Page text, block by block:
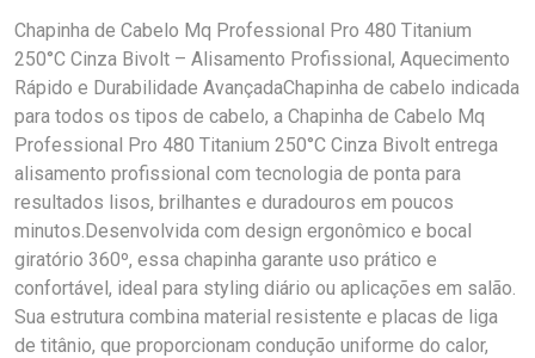
Chapinha de Cabelo Mq Professional Pro 480 Titanium
250°C Cinza Bivolt – Alisamento Profissional, Aquecimento
Rápido e Durabilidade AvançadaChapinha de cabelo indicada
para todos os tipos de cabelo, a Chapinha de Cabelo Mq
Professional Pro 480 Titanium 250°C Cinza Bivolt entrega
alisamento profissional com tecnologia de ponta para
resultados lisos, brilhantes e duradouros em poucos
minutos.Desenvolvida com design ergonômico e bocal
giratório 360º, essa chapinha garante uso prático e
confortável, ideal para styling diário ou aplicações em salão.
Sua estrutura combina material resistente e placas de liga
de titânio, que proporcionam condução uniforme do calor,